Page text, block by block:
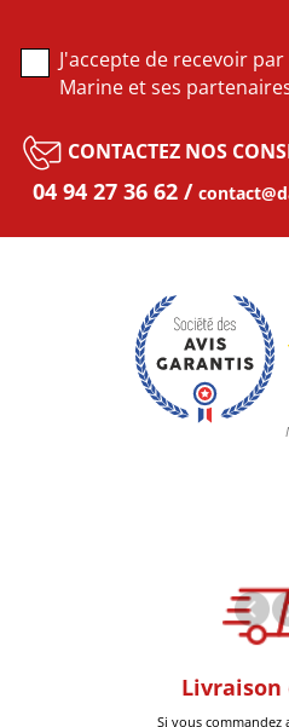
Livraison
Si vous
J'accepte de recevoir
Marine et ses
CONTACTEZ NOS
04 94 27 36 62